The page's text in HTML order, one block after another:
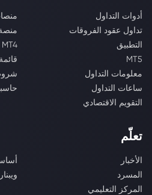
أدوات التداول
تداول عقود الفروقات
التطبيق
MT4
MT5
معلومات التداول
ساعات التداول
التقويم الاقتصادي
تعلّم
الأخبار
المسرد
المركز التعليمي